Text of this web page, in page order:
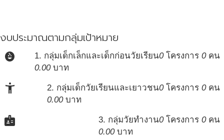
งบประมาณตามกลุ่มเป้าหมาย
child_care 1. กลุ่มเด็กเล็กและเด็กก่อนวัยเรียน0โครงการ 0คน
0.00บาท
accessibility_new 2. กลุ่มเด็กวัยเรียนและเยาวชน0โครงการ 0คน
0.00บาท
badge 3. กลุ่มวัยทำงาน0โครงการ 0คน
0.00บาท